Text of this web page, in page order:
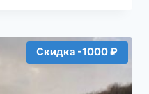
Скидка -1000 ₽